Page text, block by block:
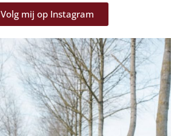
Volg mij op Instagram